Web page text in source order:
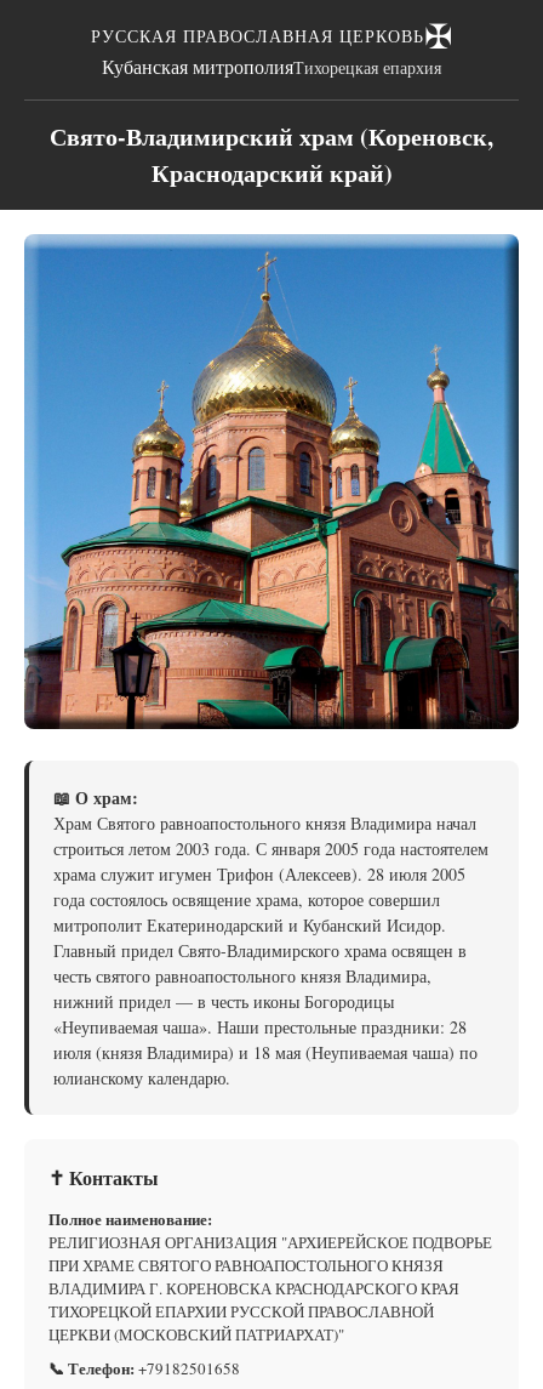
РУССКАЯ ПРАВОСЛАВНАЯ ЦЕРКОВЬ✠
Кубанская митрополияТихорецкая епархия
Свято-Владимирский храм (Кореновск,
Краснодарский край)
📖 О храм:
Храм Святого равноапостольного князя Владимира начал
строиться летом 2003 года. С января 2005 года настоятелем
храма служит игумен Трифон (Алексеев). 28 июля 2005
года состоялось освящение храма, которое совершил
митрополит Екатеринодарский и Кубанский Исидор.
Главный придел Свято-Владимирского храма освящен в
честь святого равноапостольного князя Владимира,
нижний придел — в честь иконы Богородицы
«Неупиваемая чаша». Наши престольные праздники: 28
июля (князя Владимира) и 18 мая (Неупиваемая чаша) по
юлианскому календарю.
✝ Контакты
Полное наименование:
РЕЛИГИОЗНАЯ ОРГАНИЗАЦИЯ "АРХИЕРЕЙСКОЕ ПОДВОРЬЕ
ПРИ ХРАМЕ СВЯТОГО РАВНОАПОСТОЛЬНОГО КНЯЗЯ
ВЛАДИМИРА Г. КОРЕНОВСКА КРАСНОДАРСКОГО КРАЯ
ТИХОРЕЦКОЙ ЕПАРХИИ РУССКОЙ ПРАВОСЛАВНОЙ
ЦЕРКВИ (МОСКОВСКИЙ ПАТРИАРХАТ)"
📞 Телефон: +79182501658